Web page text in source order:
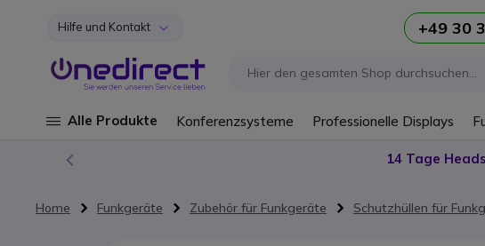
Zum Inhalt springen
Hilfe und Kontakt +49 30
Alle Produkte Konferenzsysteme Professionelle Displays
14 Tage
Home Funkgeräte Zubehör für Funkgeräte Schutzhüllen für